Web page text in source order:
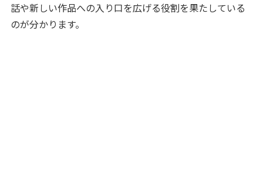
話や新しい作品への入り口を広げる役割を果たしている
のが分かります。